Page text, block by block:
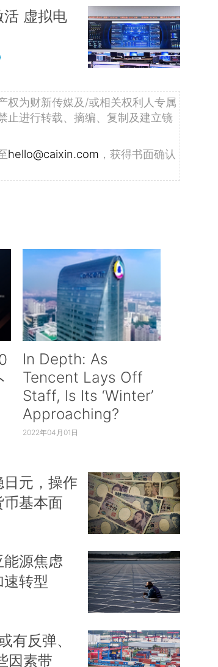
虚拟电
权为财新传媒及/或相关权利人专属
止进行转载、摘编、复制及建立镜
hello@caixin.com ，获得书面确认
In Depth: As
Tencent Lays Off
Staff, Is Its ‘Winter’
Approaching?
2022年04月01日
元，操作
基本面
源焦虑
转型
有反弹、
因素带